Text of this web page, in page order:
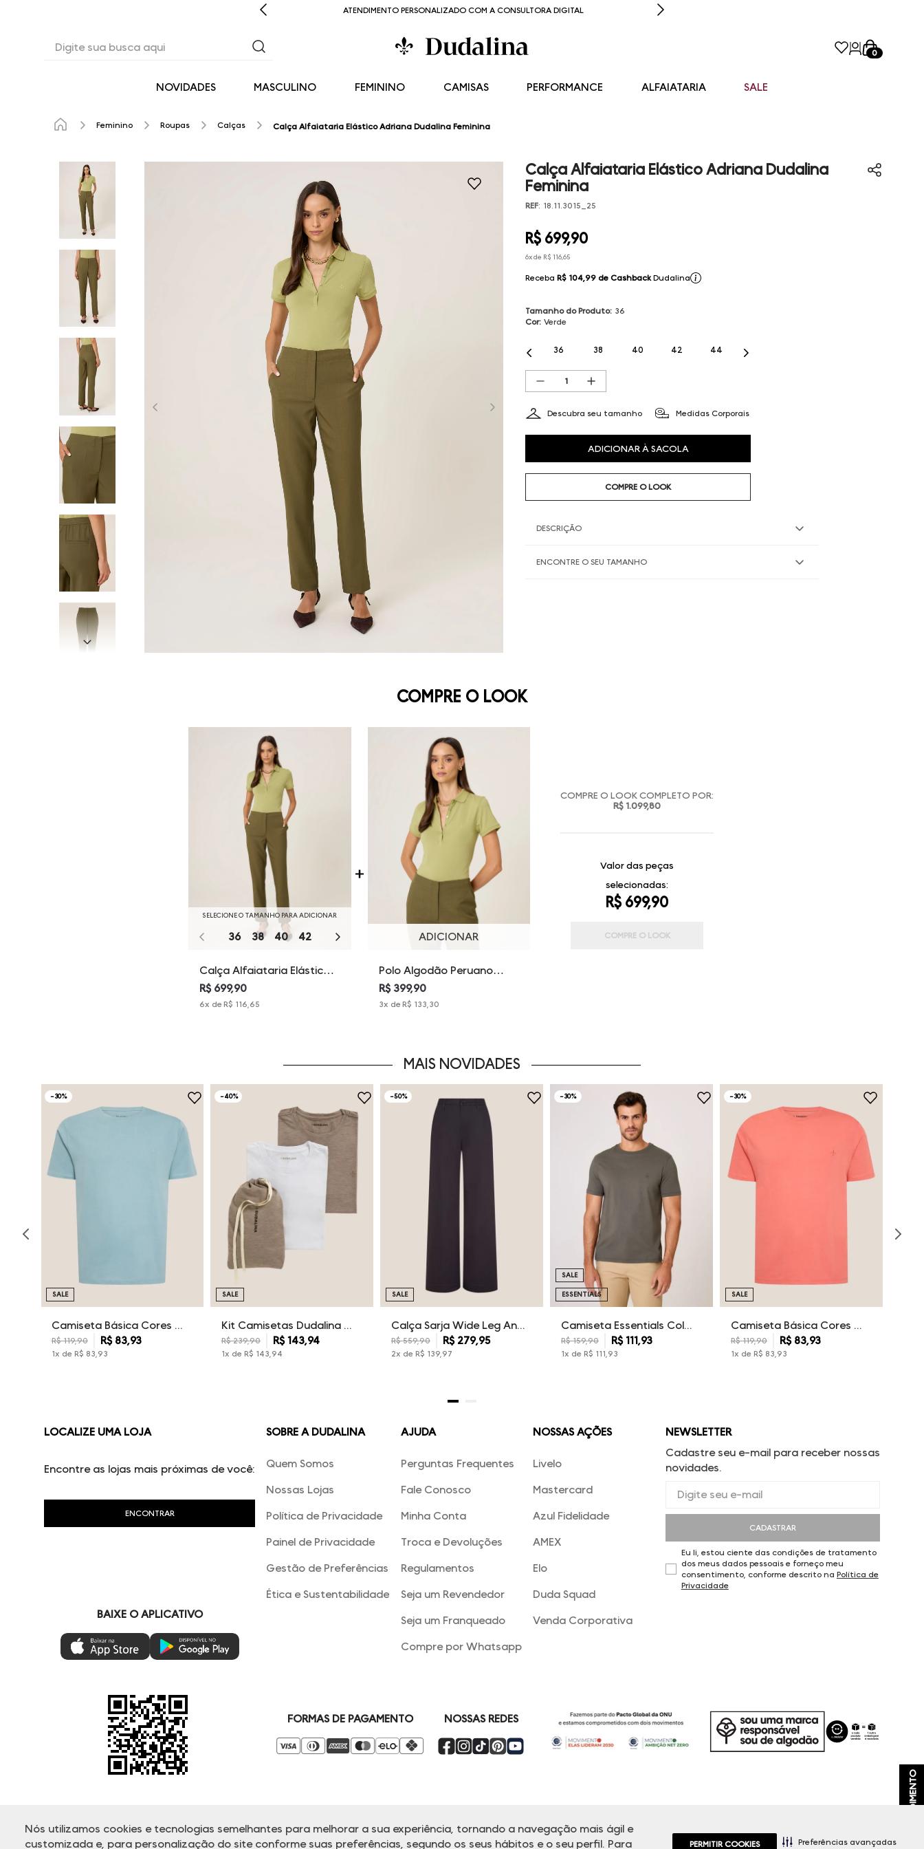
Nós utilizamos cookies e tecnologias semelhantes para melhorar a sua experiência, tornando a navegação mais ágil e
customizada e, para personalização do site conforme suas preferências, segundo os seus hábitos e o seu perfil. Para
PERMITIR COOKIES Preferências avançadas
ATENDIMENTO PERSONALIZADO COM A CONSULTORA DIGITAL
0
NOVIDADES MASCULINO FEMININO CAMISAS PERFORMANCE ALFAIATARIA SALE
ATENDIMENTO
Feminino Roupas Calças Calça Alfaiataria Elástico Adriana Dudalina Feminina
Calça Alfaiataria Elástico Adriana Dudalina
Feminina
REF: 18.11.3015_25
R$ 699,90
6x de R$ 116,65
Receba R$ 104,99 de Cashback Dudalina
Tamanho do Produto: 36
Cor: Verde
36 38 40 42 44
Descubra seu tamanho Medidas Corporais
ADICIONAR À SACOLA
COMPRE O LOOK
DESCRIÇÃO
ENCONTRE O SEU TAMANHO
COMPRE O LOOK
SELECIONE O TAMANHO PARA ADICIONAR
36 38 40 42
Calça Alfaiataria Elástico
Adriana Dudalina Feminina
R$ 699,90
6x de R$ 116,65
ADICIONAR
Polo Algodão Peruano
Dudalina Feminina
R$ 399,90
3x de R$ 133,30
COMPRE O LOOK COMPLETO POR:
R$ 1.099,80
Valor das peças
selecionadas:
R$ 699,90
COMPRE O LOOK
MAIS NOVIDADES
-30%
Camiseta Básica Cores Dudalina Masculina
R$ 119,90 R$ 83,93
1x de R$ 83 93
SALE
-40%
Kit Camisetas Dudalina Masculina
R$ 239,90 R$ 143,94
1x de R$ 143 94
SALE
-50%
Calça Sarja Wide Leg Ana Dudalina Feminina
R$ 559,90 R$ 279,95
2x de R$ 139, 97
SALE
-30%
Camiseta Essentials Color Dudalina Masculina
R$ 159,90 R$111,93
1x de R$ 111 93
SALE
ESSENTIALS
-30%
Camiseta Básica Cores Dudalina Masculina
R$ 119,90 R$ 83,93
1x de R$ 83 93
SALE
LOCALIZE UMA LOJA
Encontre as lojas mais próximas de você:
BAIXE O APLICATIVO
SOBRE A DUDALINA
Quem Somos
Nossas Lojas
Política de Privacidade
Painel de Privacidade
Gestão de Preferências
Ética e Sustentabilidade
AJUDA
Perguntas Frequentes
Fale Conosco
Minha Conta
Troca e Devoluções
Regulamentos
Seja um Revendedor
Seja um Franqueado
Compre por Whatsapp
NOSSAS AÇÕES
Livelo
Mastercard
Azul Fidelidade
AMEX
Elo
Duda Squad
Venda Corporativa
NEWSLETTER
Cadastre seu e-mail para receber nossas
novidades.
CADASTRAR
Eu li, estou ciente das condições de tratamento
dos meus dados pessoais e forneço meu
consentimento, conforme descrito na Política de
Privacidade
FORMAS DE PAGAMENTO NOSSAS REDES
© Copyright 2000-2025 - Todos os direitos reservados. A Dudalina reserva-se no direito de corrigir ou alterar informações como: preços, promoções e disponibilidade de estoque a qualquer momento.
Em caso de dúvidas:
0800 770 5510.